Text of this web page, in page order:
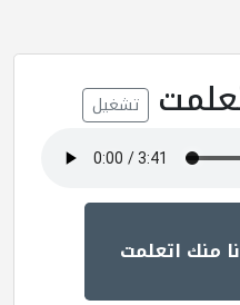
تشغيل
منك اتعلمت